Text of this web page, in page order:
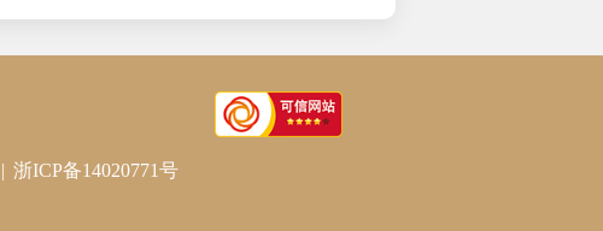
| 浙ICP备14020771号